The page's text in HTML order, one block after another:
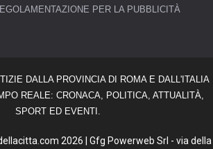
PER LA PUBBLICITÀ
DALLA PROVINCIA DI ROMA E DALL'ITALIA
REALE: CRONACA, POLITICA, ATTUALITÀ,
SPORT ED EVENTI.
2026 | Gfg Powerweb Srl - via della